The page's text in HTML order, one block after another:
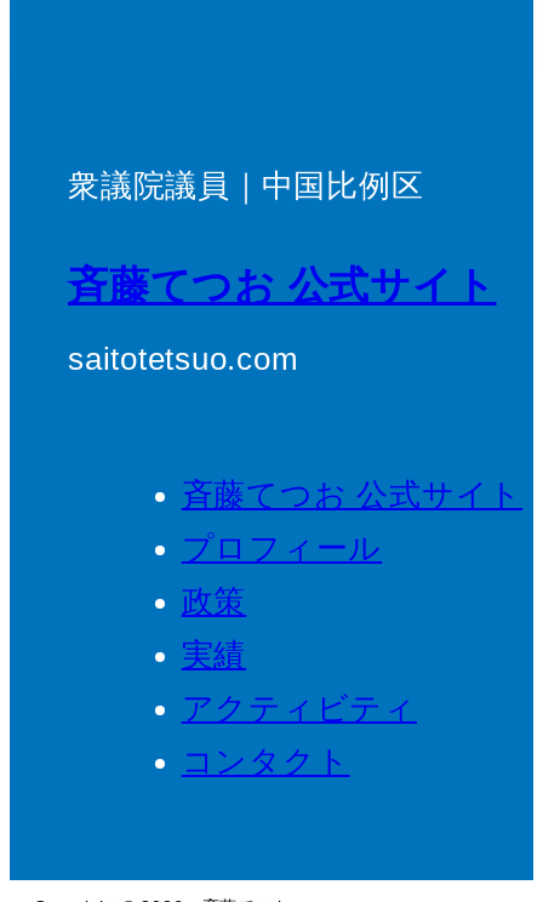
衆議院議員｜中国比例区
斉藤てつお 公式サイト
saitotetsuo.com
斉藤てつお 公式サイト
プロフィール
政策
実績
アクティビティ
コンタクト